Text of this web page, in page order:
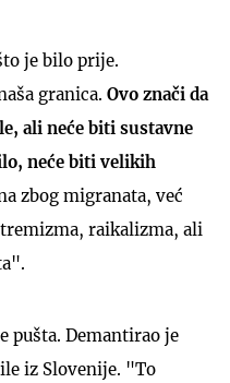
je bilo prije.
granica. Ovo znači da
ali neće biti sustavne
neće biti velikih
zbog migranata, već
raikalizma, ali
pušta. Demantirao je
iz Slovenije. "To